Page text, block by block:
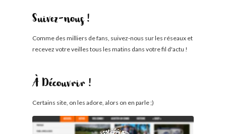
Suivez-nous !
Comme des milliers de fans, suivez-nous sur les réseaux et
recevez votre veilles tous les matins dans votre fil d'actu !
À Découvrir !
Certains site, on les adore, alors on en parle ;)